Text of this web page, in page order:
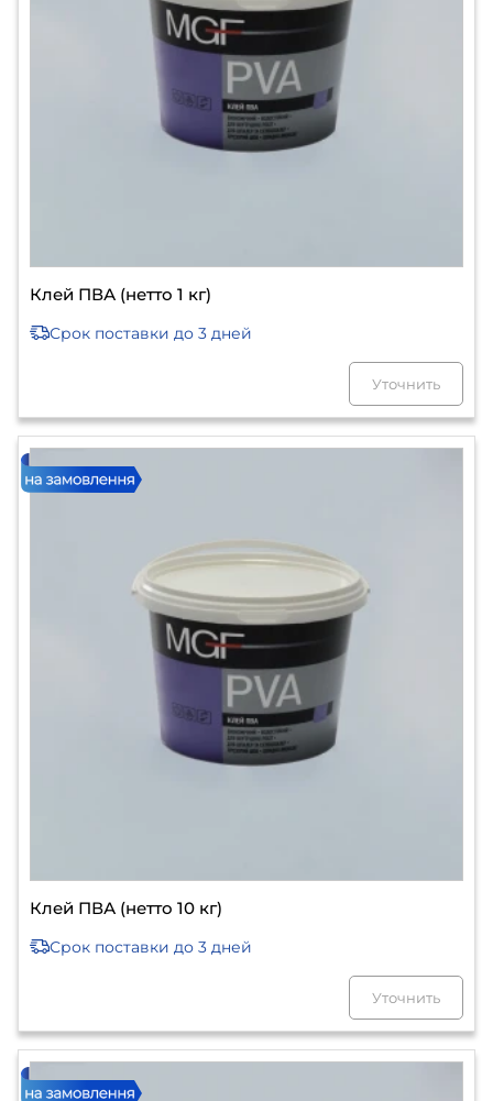
Клей ПВА (нетто 1 кг)
Срок поставки до 3 дней
Уточнить
Клей ПВА (нетто 10 кг)
Срок поставки до 3 дней
Уточнить